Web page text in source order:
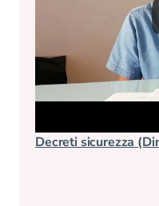
Decreti sicurezza